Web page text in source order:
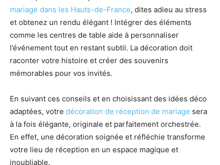
mariage dans les Hauts-de-France, dites adieu au stress
et obtenez un rendu élégant ! Intégrer des éléments
comme les centres de table aide à personnaliser
l’événement tout en restant subtil. La décoration doit
raconter votre histoire et créer des souvenirs
mémorables pour vos invités.
En suivant ces conseils et en choisissant des idées déco
adaptées, votre décoration de réception de mariage sera
à la fois élégante, originale et parfaitement orchestrée.
En effet, une décoration soignée et réfléchie transforme
votre lieu de réception en un espace magique et
inoubliable.